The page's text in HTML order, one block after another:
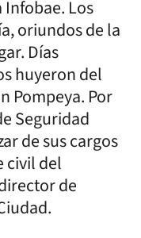
Los
oriundos de la
Días
huyeron del
Pompeya. Por
Seguridad
de sus cargos
civil del
de